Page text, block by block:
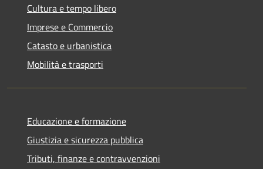
Cultura e tempo libero
Imprese e Commercio
Catasto e urbanistica
Mobilità e trasporti
Educazione e formazione
Giustizia e sicurezza pubblica
Tributi, finanze e contravvenzioni